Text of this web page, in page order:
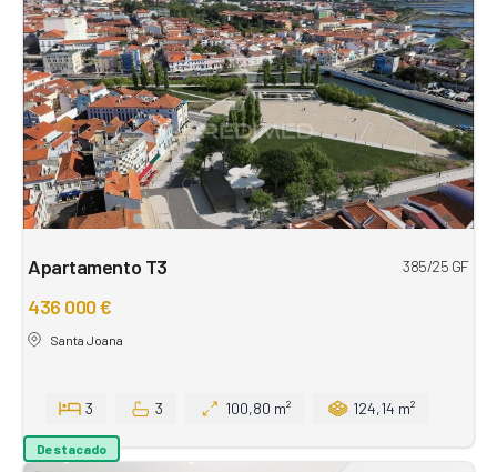
Apartamento T3 385/25 GF
436 000 €
Santa Joana
3 3 100,80 m² 124,14 m²
Destacado